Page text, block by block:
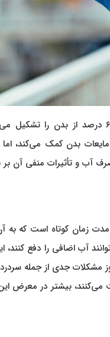
آب یکی از مهم‌ترین عناصر حیاتی برای بدن انسان
بدن کمک می‌کند، اما
آب و تأثیرات منفی آن بر
زمان کوتاه است که به
آب اضافی را دفع کنند،
جدی از جمله
بیشتر در معرض این